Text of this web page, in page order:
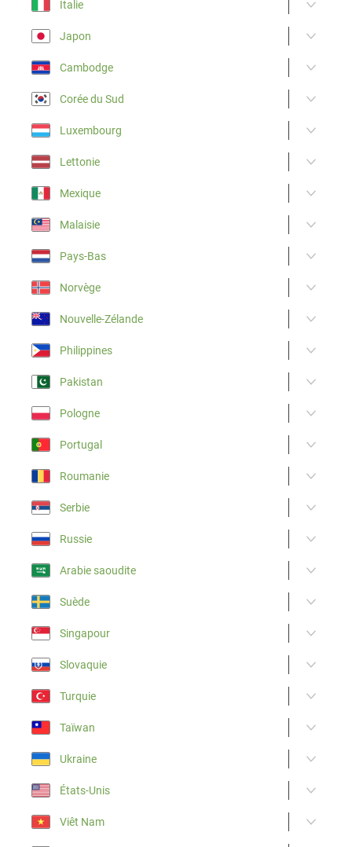
Italie
Japon
Cambodge
Corée du Sud
Luxembourg
Lettonie
Mexique
Malaisie
Pays-Bas
Norvège
Nouvelle-Zélande
Philippines
Pakistan
Pologne
Portugal
Roumanie
Serbie
Russie
Arabie saoudite
Suède
Singapour
Slovaquie
Turquie
Taïwan
Ukraine
États-Unis
Viêt Nam